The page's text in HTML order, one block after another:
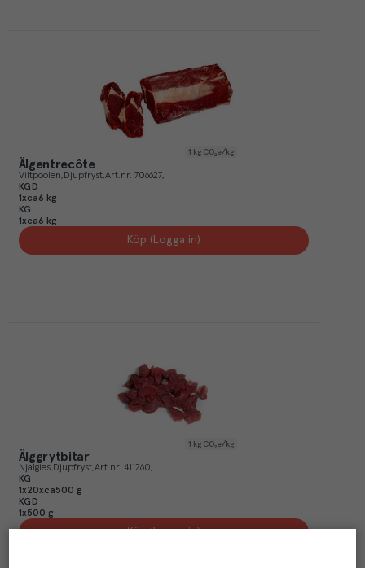
1 kg CO₂e/kg
Älgentrecôte
Viltpoolen Djupfryst Art.nr. 706627
KGD
1xca6 kg
KG
1xca6 kg
Köp (Logga in)
1 kg CO₂e/kg
Älggrytbitar
Njalgies Djupfryst Art.nr. 411260
KG
1x20xca500 g
KGD
1x500 g
Köp (Logga in)